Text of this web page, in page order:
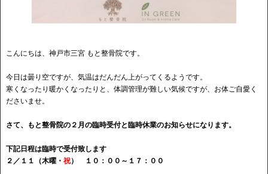
こんにちは、神戸市三宮 もと整骨院です。
今日は曇り空ですが、気温はだんだん上がってくるようです。
寒くなったり暖かくなったりと、体調管理が難しい気候ですが、お体ご自愛く
ださいませ。
さて、もと整骨院の２月の臨時受付と臨時休業のお知らせになります。
下記日程は臨時で受付致します
２／１１（木曜・ 祝） １０：００～１７：００